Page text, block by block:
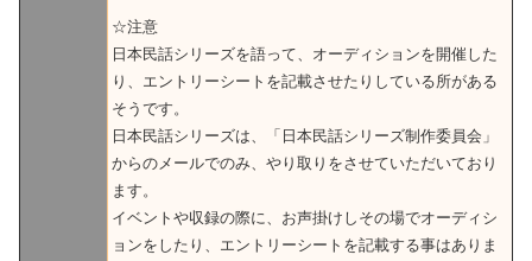
☆注意
日本民話シリーズを語って、オーディションを開催した
り、エントリーシートを記載させたりしている所がある
そうです。
日本民話シリーズは、「日本民話シリーズ制作委員会」
からのメールでのみ、やり取りをさせていただいており
ます。
イベントや収録の際に、お声掛けしその場でオーディシ
ョンをしたり、エントリーシートを記載する事はありま